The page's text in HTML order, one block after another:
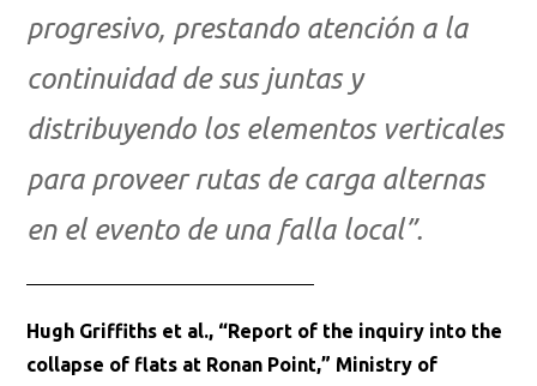
progresivo, prestando atención a la
continuidad de sus juntas y
distribuyendo los elementos verticales
para proveer rutas de carga alternas
en el evento de una falla local”.
Hugh Griffiths et al., “Report of the inquiry into the
collapse of flats at Ronan Point,” Ministry of